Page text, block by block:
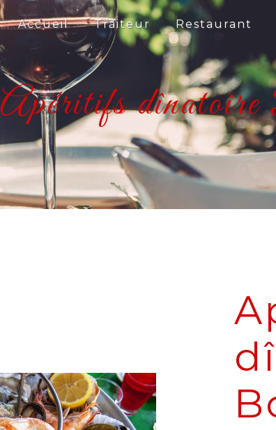
Accueil Traiteur Restaurant
Apéritifs